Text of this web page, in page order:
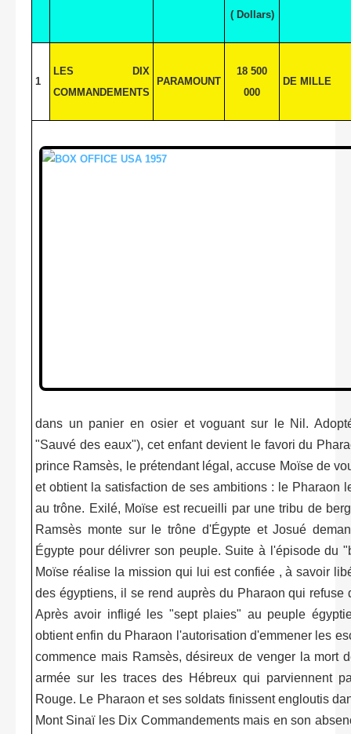
( Dollars)
1
LES DIX
COMMANDEMENTS
PARAMOUNT
18 500
000
DE MILLE
dans un panier en osier et voguant sur le Nil.
"Sauvé des eaux"), cet enfant devient le favori du
prince Ramsès, le prétendant légal, accuse Moïse de
et obtient la satisfaction de ses ambitions : le Pharaon
au trône. Exilé, Moïse est recueilli par une tribu de
Ramsès monte sur le trône d'Égypte et Josué
Égypte pour délivrer son peuple. Suite à l'épisode du
Moïse réalise la mission qui lui est confiée , à savoir
des égyptiens, il se rend auprès du Pharaon qui refuse
Après avoir infligé les "sept plaies" au peuple
obtient enfin du Pharaon l'autorisation d'emmener les
commence mais Ramsès, désireux de venger la mort
armée sur les traces des Hébreux qui parviennent
Rouge. Le Pharaon et ses soldats finissent engloutis
Mont Sinaï les Dix Commandements mais en son